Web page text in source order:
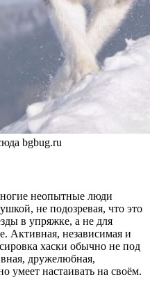
bgbug.ru
неопытные люди
не подозревая, что это
в упряжке, а не для
Активная, независимая и
хаски обычно не под
дружелюбная,
умеет настаивать на своём.